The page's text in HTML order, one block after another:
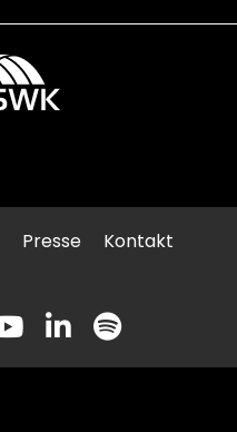
Presse
Kontakt